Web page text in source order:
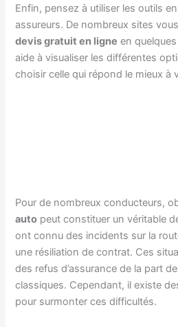
Enfin, pensez à utiliser les outils
assureurs. De nombreux sites
devis gratuit en ligne en
aide à visualiser les différentes
choisir celle qui répond le mieux à
Pour de nombreux conducteurs,
auto peut constituer un véritable
ont connu des incidents sur la
une résiliation de contrat. Ces
des refus d’assurance de la part
classiques. Cependant, il existe
pour surmonter ces difficultés.